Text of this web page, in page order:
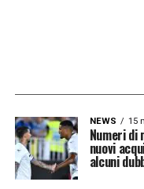
NEWS 15
Numeri
nuovi
alcuni